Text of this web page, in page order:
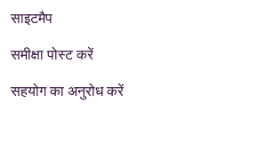
साइटमैप
समीक्षा पोस्ट करें
सहयोग का अनुरोध करें